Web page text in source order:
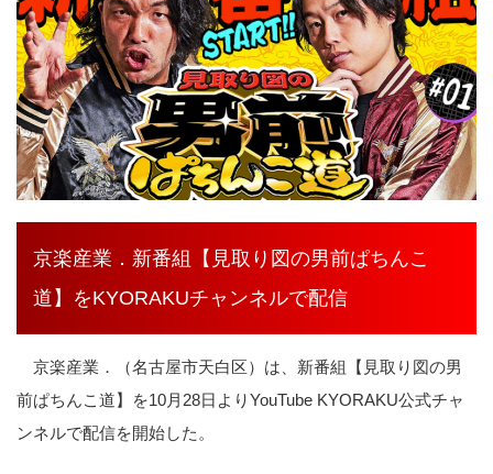
京楽産業．新番組【見取り図の男前ぱちんこ
道】をKYORAKUチャンネルで配信
京楽産業．（名古屋市天白区）は、新番組【見取り図の男
前ぱちんこ道】を10月28日よりYouTube KYORAKU公式チャ
ンネルで配信を開始した。